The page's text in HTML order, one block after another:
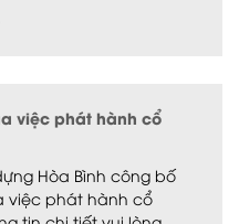
việc phát hành cổ
Hòa Bình công bố
việc phát hành cổ